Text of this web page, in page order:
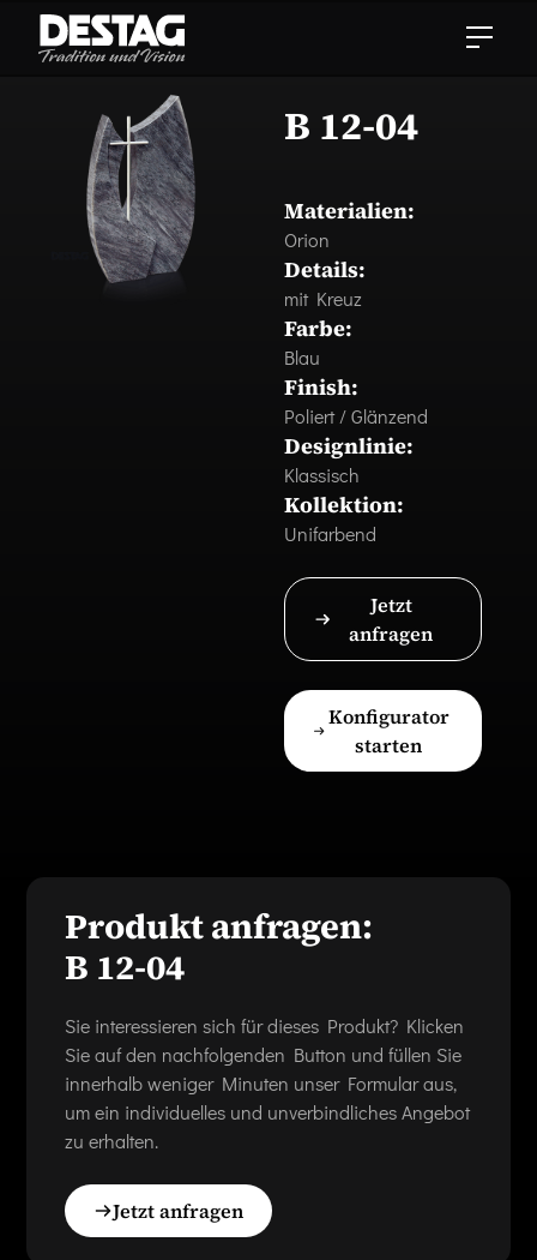
B 12-04
Materialien:
Orion
Details:
mit Kreuz
Farbe:
Blau
Finish:
Poliert / Glänzend
Designlinie:
Klassisch
Kollektion:
Unifarbend
Jetzt
anfragen
Konfigurator
starten
Produkt anfragen:
B 12-04
Sie interessieren sich für dieses Produkt? Klicken
Sie auf den nachfolgenden Button und füllen Sie
innerhalb weniger Minuten unser Formular aus,
um ein individuelles und unverbindliches Angebot
zu erhalten.
Jetzt anfragen